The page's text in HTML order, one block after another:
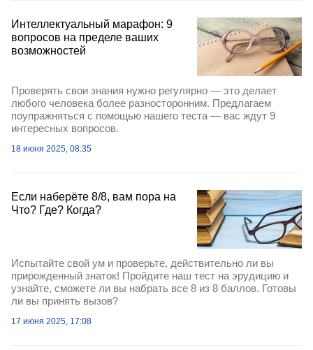
Интеллектуальный марафон: 9
вопросов на пределе ваших
возможностей
Проверять свои знания нужно регулярно — это делает
любого человека более разносторонним. Предлагаем
поупражняться с помощью нашего теста — вас ждут 9
интересных вопросов.
18 июня 2025, 08:35
Если наберёте 8/8, вам пора на
Что? Где? Когда?
Испытайте свой ум и проверьте, действительно ли вы
прирожденный знаток! Пройдите наш тест на эрудицию и
узнайте, сможете ли вы набрать все 8 из 8 баллов. Готовы
ли вы принять вызов?
17 июня 2025, 17:08